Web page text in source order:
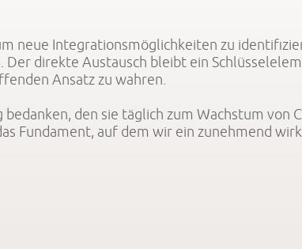
neue Integrationsmöglichkeiten zu
direkte Austausch bleibt ein
Ansatz zu wahren.
den sie täglich zum Wachstum von
Fundament, auf dem wir ein zunehmend